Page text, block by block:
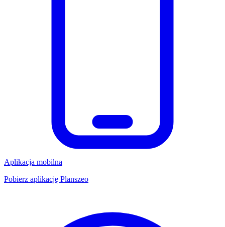
Aplikacja mobilna
Pobierz aplikację Planszeo